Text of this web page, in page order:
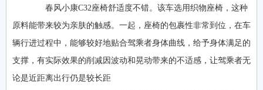
春风小康C32座椅舒适度不错。该车选用织物座椅，这种
原料能带来较为亲肤的触感。一起，座椅的包裹性非常到位，在车
辆行进过程中，能够较好地贴合驾乘者身体曲线，给予身体满足的
支撑，有实际效果的削减因波动和晃动带来的不适感，让驾乘者无
论是近距离出行仍是较长距